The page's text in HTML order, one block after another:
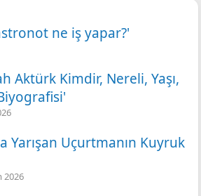
ne iş yapar?'
Aktürk Kimdir, Nereli, Yaşı,
Yarışan Uçurtmanın Kuyruk
2026